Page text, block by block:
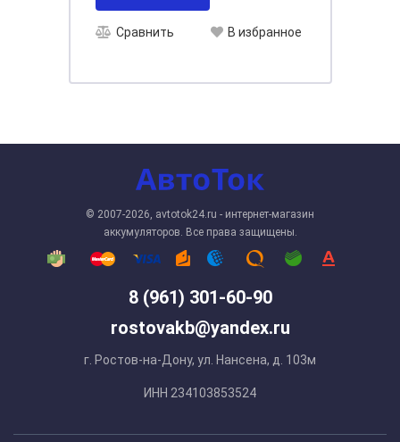
Сравнить В избранное
8 (961) 301-60-90
rostovakb@yandex.ru
г. Ростов-на-Дону, ул. Нансена, д. 103м
ИНН 234103853524
© 2007-2026, avtotok24.ru - интернет-магазин
аккумуляторов. Все права защищены.